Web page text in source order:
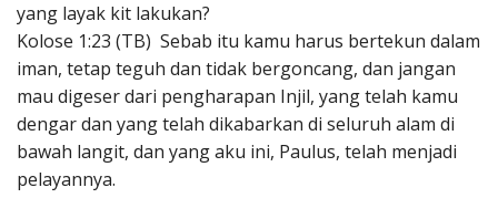
yang layak kit lakukan?
Kolose 1:23 (TB) Sebab itu kamu harus bertekun dalam
iman, tetap teguh dan tidak bergoncang, dan jangan
mau digeser dari pengharapan Injil, yang telah kamu
dengar dan yang telah dikabarkan di seluruh alam di
bawah langit, dan yang aku ini, Paulus, telah menjadi
pelayannya.